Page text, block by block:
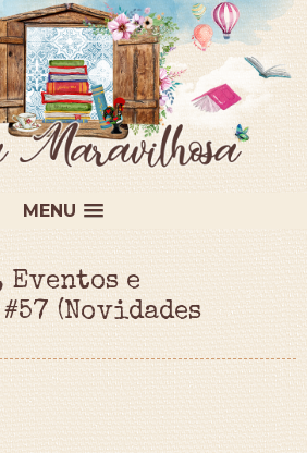
MENU
Eventos e
(Novidades